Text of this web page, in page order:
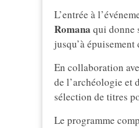
L’entrée à
Romana qui donne
jusqu’à
En collaboration
de l’archéologie et
sélection de titres
Le programme